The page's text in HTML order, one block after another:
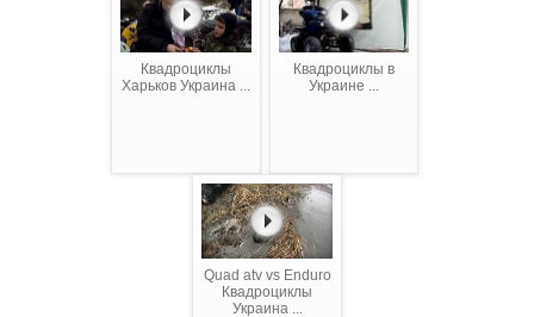
Квадроциклы
Харьков Украина ...
Квадроциклы в
Украине ...
Quad atv vs Enduro
Квадроциклы
Украина ...